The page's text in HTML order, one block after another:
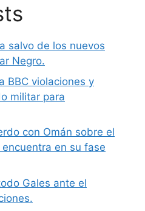
salvo de los nuevos
Negro.
BBC violaciones y
militar para
con Omán sobre el
en su fase
Gales ante el